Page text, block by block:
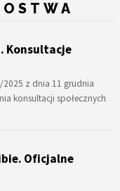
Konsultacje
2025 z dnia 11 grudnia
konsultacji społecznych
Oficjalne